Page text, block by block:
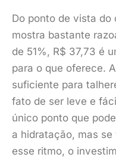
Do ponto de vista
mostra bastante
de 51%, R$ 37,73 é
para o que oferece.
suficiente para
fato de ser leve e
único ponto que
a hidratação, mas
esse ritmo, o